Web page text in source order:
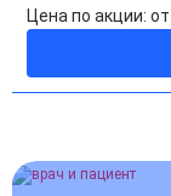
Цена по акции: